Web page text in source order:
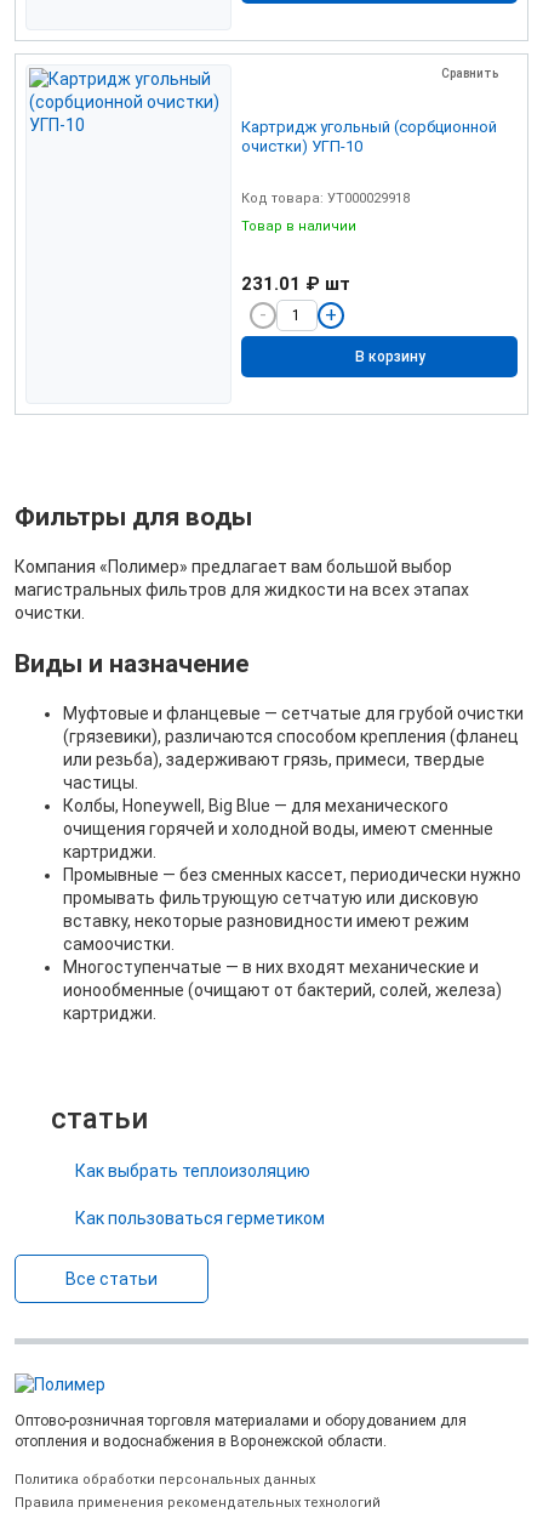
Сравнить
Картридж угольный (сорбционной
очистки) УГП-10
Код товара: УТ000029918
Товар в наличии
231.01 ₽ шт
В корзину
Фильтры для воды
Компания «Полимер» предлагает вам большой выбор
магистральных фильтров для жидкости на всех этапах
очистки.
Виды и назначение
Муфтовые и фланцевые — сетчатые для грубой очистки
(грязевики), различаются способом крепления (фланец
или резьба), задерживают грязь, примеси, твердые
частицы.
Колбы, Honeywell, Big Blue — для механического
очищения горячей и холодной воды, имеют сменные
картриджи.
Промывные — без сменных кассет, периодически нужно
промывать фильтрующую сетчатую или дисковую
вставку, некоторые разновидности имеют режим
самоочистки.
Многоступенчатые — в них входят механические и
ионообменные (очищают от бактерий, солей, железа)
картриджи.
статьи
Как выбрать теплоизоляцию
Как пользоваться герметиком
Все статьи
Оптово-розничная торговля материалами и оборудованием для
отопления и водоснабжения в Воронежской области.
Политика обработки персональных данных
Правила применения рекомендательных технологий